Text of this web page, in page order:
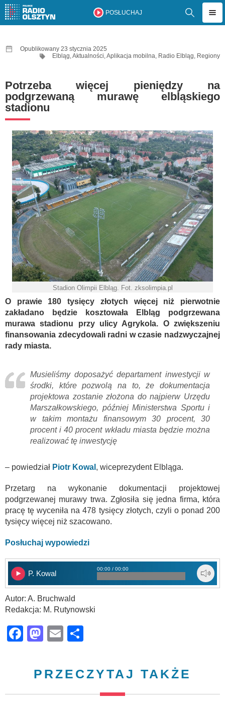
POSŁUCHAJ
Opublikowany 23 stycznia 2025
Elbląg,Aktualności,Aplikacja mobilna, Radio Elbląg, Regiony
Potrzeba więcej pieniędzy na
podgrzewaną murawę elbląskiego
stadionu
Stadion Olimpii Elbląg. Fot. zksolimpia.pl
O prawie 180 tysięcy złotych więcej niż pierwotnie
zakładano będzie kosztowała Elbląg podgrzewana
murawa stadionu przy ulicy Agrykola. O zwiększeniu
finansowania zdecydowali radni w czasie nadzwyczajnej
rady miasta.
Musieliśmy doposażyć departament inwestycji w
środki, które pozwolą na to, że dokumentacja
projektowa zostanie złożona do najpierw Urzędu
Marszałkowskiego, później Ministerstwa Sportu i
w takim montażu finansowym 30 procent, 30
procent i 40 procent wkładu miasta będzie można
realizować tę inwestycję
– powiedział Piotr Kowal , wiceprezydent Elbląga.
Przetarg na wykonanie dokumentacji projektowej
podgrzewanej murawy trwa. Zgłosiła się jedna firma, która
pracę tę wyceniła na 478 tysięcy złotych, czyli o ponad 200
tysięcy więcej niż szacowano.
Posłuchaj wypowiedzi
P. Kowal
00:00 / 00:00
Autor: A. Bruchwald
Redakcja: M. Rutynowski
Facebook
Mastodon
Email
PRZECZYTAJ TAKŻE